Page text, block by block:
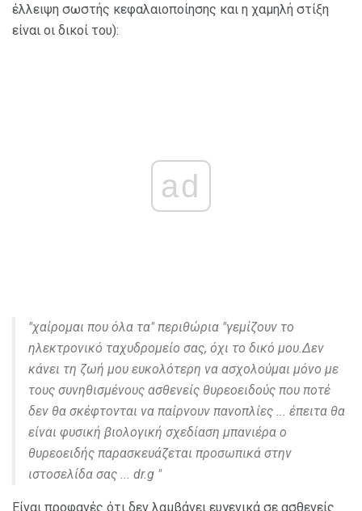
έλλειψη σωστής κεφαλαιοποίησης και η χαμηλή στίξη
είναι οι δικοί του):
ad
"χαίρομαι που όλα τα" περιθώρια "γεμίζουν το
ηλεκτρονικό ταχυδρομείο σας, όχι το δικό μου.Δεν
κάνει τη ζωή μου ευκολότερη να ασχολούμαι μόνο με
τους συνηθισμένους ασθενείς θυρεοειδούς που ποτέ
δεν θα σκέφτονται να παίρνουν πανοπλίες ... έπειτα θα
είναι φυσική βιολογική σχεδίαση μπανιέρα ο
θυρεοειδής παρασκευάζεται προσωπικά στην
ιστοσελίδα σας ... dr.g "
Είναι προφανές ότι δεν λαμβάνει ευγενικά σε ασθενείς